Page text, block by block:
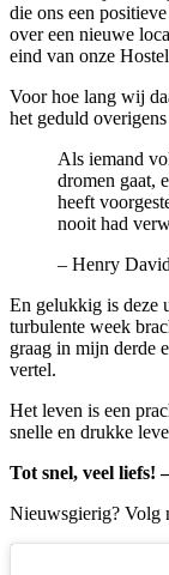
die ons een
over een nieuwe
eind van onze
Voor hoe lang wij
het geduld
Als iemand
dromen gaat,
heeft
nooit had
– Henry
En gelukkig is deze
turbulente week
graag in mijn derde
vertel.
Het leven is een
snelle en drukke
Tot snel, veel liefs!
Nieuwsgierig? Volg